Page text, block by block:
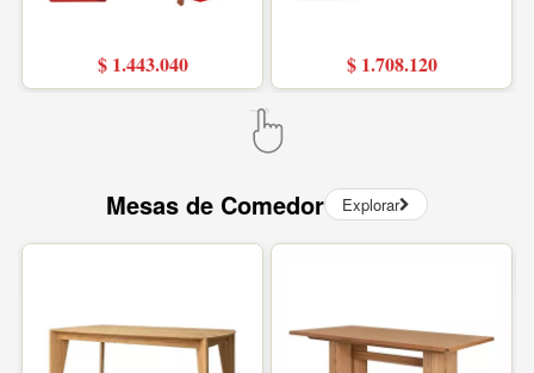
$ 1.443.040 $ 1.708.120
Mesas de Comedor Explorar